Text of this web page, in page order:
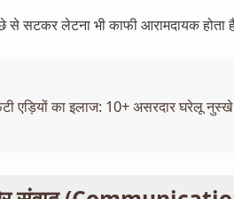
से सटकर लेटना भी काफी आरामदायक होता
एड़ियों का इलाज: 10+ असरदार घरेलू